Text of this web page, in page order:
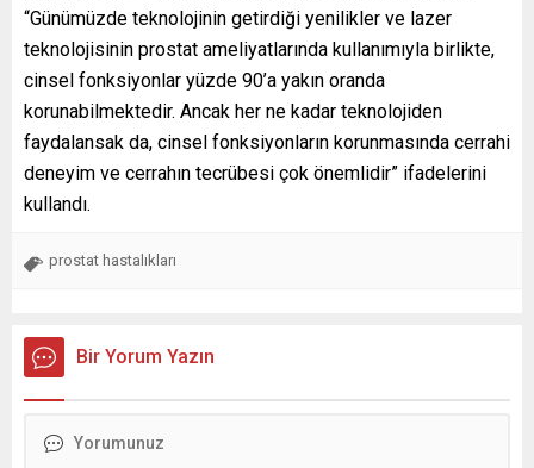
“Günümüzde teknolojinin getirdiği yenilikler ve lazer
teknolojisinin prostat ameliyatlarında kullanımıyla birlikte,
cinsel fonksiyonlar yüzde 90’a yakın oranda
korunabilmektedir. Ancak her ne kadar teknolojiden
faydalansak da, cinsel fonksiyonların korunmasında cerrahi
deneyim ve cerrahın tecrübesi çok önemlidir” ifadelerini
kullandı.
prostat hastalıkları
Bir Yorum Yazın